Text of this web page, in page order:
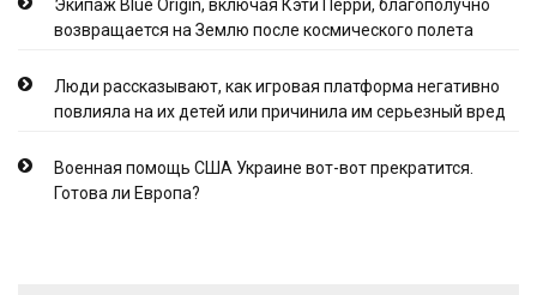
Экипаж Blue Origin, включая Кэти Перри, благополучно
возвращается на Землю после космического полета
Люди рассказывают, как игровая платформа негативно
повлияла на их детей или причинила им серьезный вред
Военная помощь США Украине вот-вот прекратится.
Готова ли Европа?